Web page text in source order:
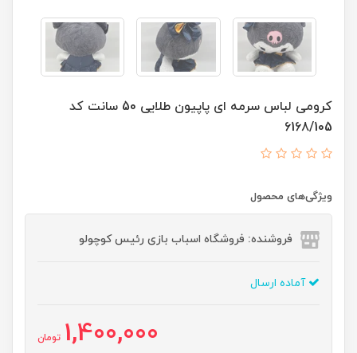
کرومی لباس سرمه ای پاپیون طلایی 50 سانت کد
6168/105
ویژگی‌های محصول
فروشنده: فروشگاه اسباب بازی رئیس کوچولو
آماده ارسال
1,400,000 تومان